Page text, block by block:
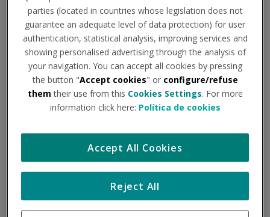
ratones
Institución - Fuente:diariomedico.com
Tipo de documento: Noticia
Instituto de Biomedicina de Sevilla y del Centro Nacional de
Biotecnología, se han publicado en 'Nature Neuroscience'.
El virus del SARS-CoV-2 afecta sobre todo al sistema
respiratorio, pero también provoca síntomas neurológicos
parties (located in countries whose legislation does not
guarantee an adequate level of data protection) for user
authentication, statistical analysis, improving services and
showing personalised advertising through the analysis of
your navigation. You can accept all cookies by pressing
the button "Accept cookies" or configure/refuse
them their use from this Cookies Settings. For more
information click here: Política de cookies
Reject All
Accept All Cookies